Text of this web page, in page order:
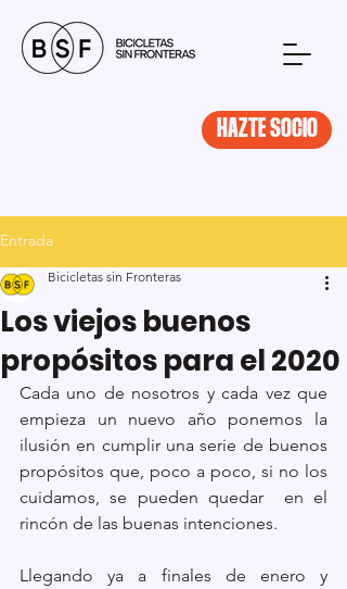
HAZTE SOCIO
Entrada
Los viejos buenos
propósitos para el 2020
Bicicletas sin Fronteras
Cada uno de nosotros y cada vez que
empieza un nuevo año ponemos la
ilusión en cumplir una serie de buenos
propósitos que, poco a poco, si no los
cuidamos, se pueden quedar  en el
rincón de las buenas intenciones.
Llegando ya a finales de enero y